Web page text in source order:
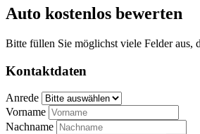
Auto kostenlos bewerten
Bitte füllen Sie möglichst viele Felder aus,
Kontaktdaten
Anrede
Vorname
Nachname